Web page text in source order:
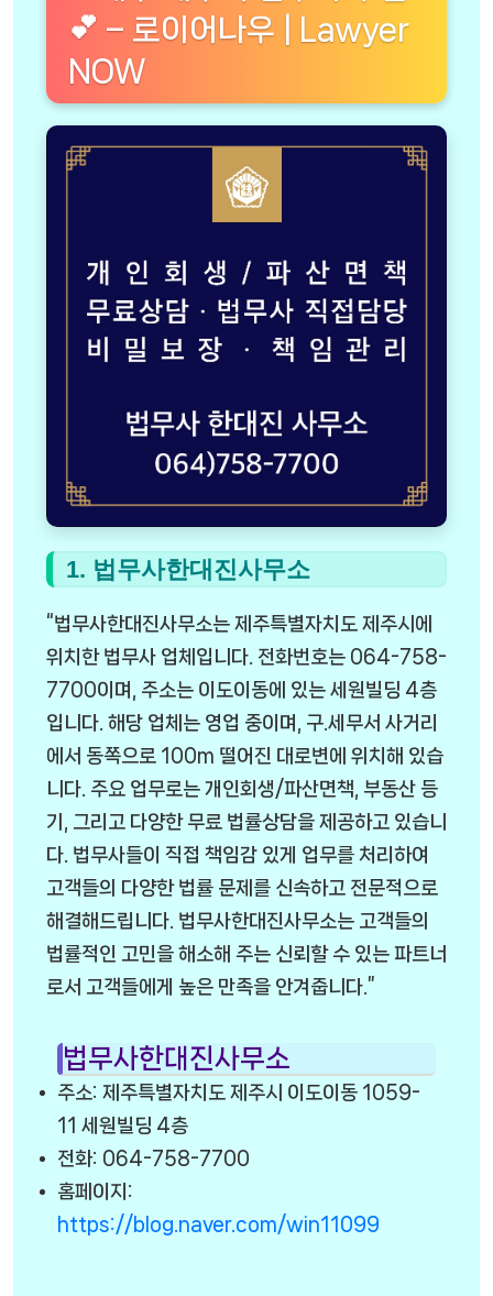
💕 – 로이어나우 | Lawyer
NOW
1. 법무사한대진사무소
“법무사한대진사무소는 제주특별자치도 제주시에
위치한 법무사 업체입니다. 전화번호는 064-758-
7700이며, 주소는 이도이동에 있는 세원빌딩 4층
입니다. 해당 업체는 영업 중이며, 구.세무서 사거리
에서 동쪽으로 100m 떨어진 대로변에 위치해 있습
니다. 주요 업무로는 개인회생/파산면책, 부동산 등
기, 그리고 다양한 무료 법률상담을 제공하고 있습니
다. 법무사들이 직접 책임감 있게 업무를 처리하여
고객들의 다양한 법률 문제를 신속하고 전문적으로
해결해드립니다. 법무사한대진사무소는 고객들의
법률적인 고민을 해소해 주는 신뢰할 수 있는 파트너
로서 고객들에게 높은 만족을 안겨줍니다.”
법무사한대진사무소
주소: 제주특별자치도 제주시 이도이동 1059-
11 세원빌딩 4층
전화: 064-758-7700
홈페이지:
https://blog.naver.com/win11099